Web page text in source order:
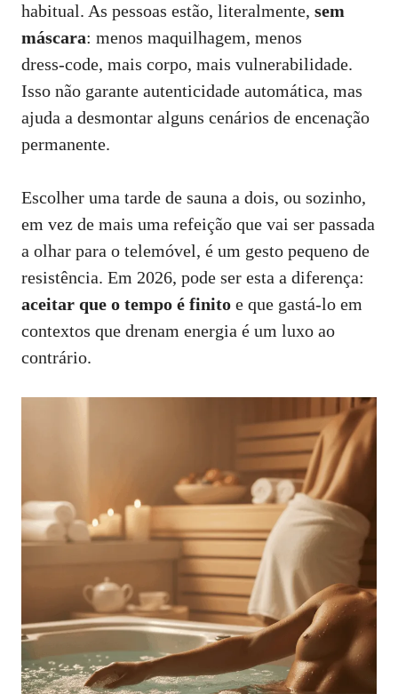
habitual. As pessoas estão, literalmente, sem
máscara: menos maquilhagem, menos
dress‑code, mais corpo, mais vulnerabilidade.
Isso não garante autenticidade automática, mas
ajuda a desmontar alguns cenários de encenação
permanente.
Escolher uma tarde de sauna a dois, ou sozinho,
em vez de mais uma refeição que vai ser passada
a olhar para o telemóvel, é um gesto pequeno de
resistência. Em 2026, pode ser esta a diferença:
aceitar que o tempo é finito e que gastá‑lo em
contextos que drenam energia é um luxo ao
contrário.